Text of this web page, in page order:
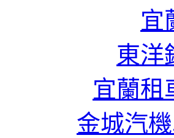
宜
東洋
宜蘭租
金城汽